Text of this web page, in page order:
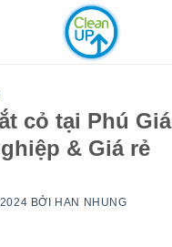
cỏ tại Phú
& Giá rẻ
BỞI HAN NHUNG